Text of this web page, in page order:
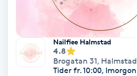
Frekvensterapi
Friskvård
Friskvårdsmassage
Nailfiee Halmstad
4.8
Brogatan 31, Halmstad
Tider fr. 10:00, Imorgon